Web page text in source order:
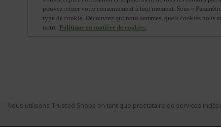
Nous utilisons Trusted Shops en tant que prestataire de services